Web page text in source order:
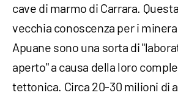
cave di marmo di Carrara.
vecchia conoscenza per i
Apuane sono una sorta di
aperto" a causa della loro
tettonica. Circa 20-30 milioni di